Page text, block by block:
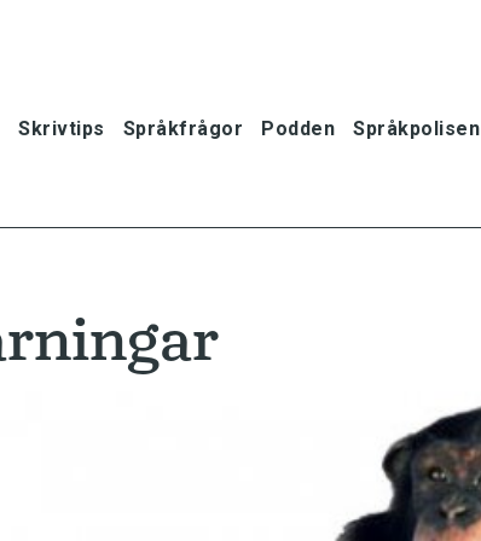
Skrivtips Språkfrågor Podden Språkpolisen